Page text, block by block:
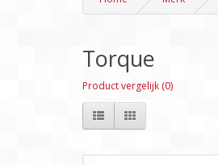
Torque
Product vergelijk (0)